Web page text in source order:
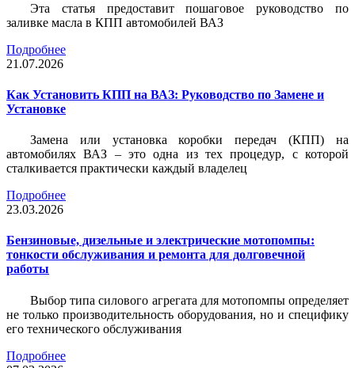
Эта статья предоставит пошаговое руководство по
заливке масла в КПП автомобилей ВАЗ
Подробнее
21.07.2026
Как Установить КПП на ВАЗ: Руководство по Замене и
Установке
Замена или установка коробки передач (КПП) на
автомобилях ВАЗ – это одна из тех процедур, с которой
сталкивается практически каждый владелец
Подробнее
23.03.2026
Бензиновые, дизельные и электрические мотопомпы:
тонкости обслуживания и ремонта для долговечной
работы
Выбор типа силового агрегата для мотопомпы определяет
не только производительность оборудования, но и специфику
его технического обслуживания
Подробнее